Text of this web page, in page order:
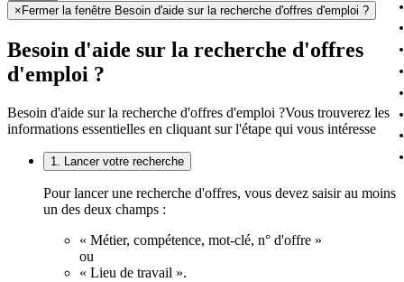
× Fermer la fenêtre Besoin d'aide sur la recherche d'offres d'emploi ?
Besoin d'aide sur la recherche d'offres
d'emploi ?
Besoin d'aide sur la recherche d'offres d'emploi ?Vous trouverez les
informations essentielles en cliquant sur l'étape qui vous intéresse
1. Lancer votre recherche
Pour lancer une recherche d'offres, vous devez saisir au moins
un des deux champs :
« Métier, compétence, mot-clé, n° d'offre »
ou
« Lieu de travail ».